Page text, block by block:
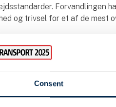
Consent
Forvandlingen
og trivsel for et af de mest
2025 inviterer vi dig til
den originale Chevrolet fra
Aero fra 2025.
Chevrolet’en, bliver du